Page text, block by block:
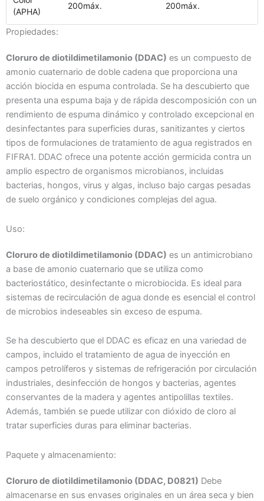
(APHA)
200máx. 200máx.
Propiedades:
Cloruro de diotildimetilamonio (DDAC) es un compuesto de
amonio cuaternario de doble cadena que proporciona una
acción biocida en espuma controlada. Se ha descubierto que
presenta una espuma baja y de rápida descomposición con un
rendimiento de espuma dinámico y controlado excepcional en
desinfectantes para superficies duras, sanitizantes y ciertos
tipos de formulaciones de tratamiento de agua registrados en
FIFRA1. DDAC ofrece una potente acción germicida contra un
amplio espectro de organismos microbianos, incluidas
bacterias, hongos, virus y algas, incluso bajo cargas pesadas
de suelo orgánico y condiciones complejas del agua.
Uso:
Cloruro de diotildimetilamonio (DDAC) es un antimicrobiano
a base de amonio cuaternario que se utiliza como
bacteriostático, desinfectante o microbiocida. Es ideal para
sistemas de recirculación de agua donde es esencial el control
de microbios indeseables sin exceso de espuma.
Se ha descubierto que el DDAC es eficaz en una variedad de
campos, incluido el tratamiento de agua de inyección en
campos petrolíferos y sistemas de refrigeración por circulación
industriales, desinfección de hongos y bacterias, agentes
conservantes de la madera y agentes antipolillas textiles.
Además, también se puede utilizar con dióxido de cloro al
tratar superficies duras para eliminar bacterias.
Paquete y almacenamiento:
Cloruro de diotildimetilamonio (DDAC, D0821) Debe
almacenarse en sus envases originales en un área seca y bien